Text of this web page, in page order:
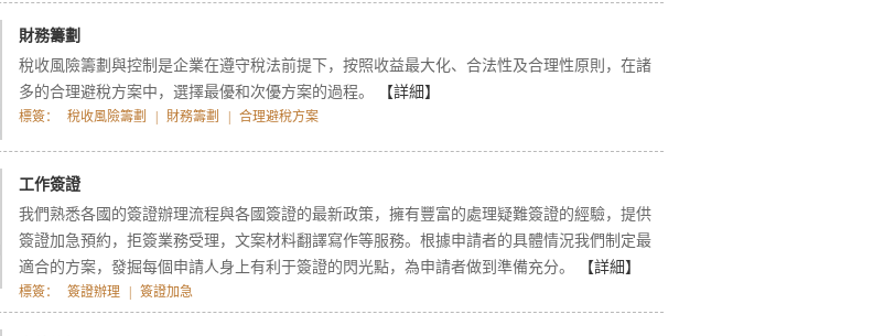
財務籌劃
稅收風險籌劃與控制是企業在遵守稅法前提下，按照收益最大化、合法性及合理性原則，在諸
多的合理避稅方案中，選擇最優和次優方案的過程。
【詳細】
標簽： 稅收風險籌劃 財務籌劃 合理避稅方案
工作簽證
我們熟悉各國的簽證辦理流程與各國簽證的最新政策，擁有豐富的處理疑難簽證的經驗，提供
簽證加急預約，拒簽業務受理，文案材料翻譯寫作等服務。根據申請者的具體情況我們制定最
適合的方案，發掘每個申請人身上有利于簽證的閃光點，為申請者做到準備充分。
【詳細】
標簽： 簽證辦理 簽證加急